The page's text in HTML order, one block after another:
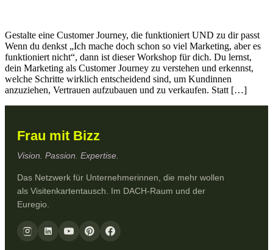
Gestalte eine Customer Journey, die funktioniert UND zu dir passt
Wenn du denkst „Ich mache doch schon so viel Marketing, aber es
funktioniert nicht“, dann ist dieser Workshop für dich. Du lernst,
dein Marketing als Customer Journey zu verstehen und erkennst,
welche Schritte wirklich entscheidend sind, um Kundinnen
anzuziehen, Vertrauen aufzubauen und zu verkaufen. Statt […]
Frau mit Bizz
Vision. Passion. Expertise.
Das Netzwerk für Unternehmerinnen, die mehr wollen
als Visitenkartentausch. Im DACH-Raum und der
Euregio.